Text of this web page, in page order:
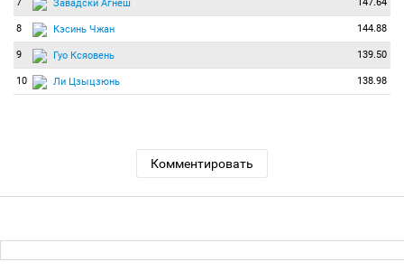
Завадски Агнеш
8 Кэсинь Чжан 144.88
9 Гуо Ксяовень 139.50
10 Ли Цзыцзюнь 138.98
Комментировать